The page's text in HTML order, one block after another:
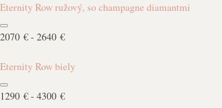
Eternity Row ružový, so champagne diamantmi
2070 € - 2640 €
Eternity Row biely
1290 € - 4300 €